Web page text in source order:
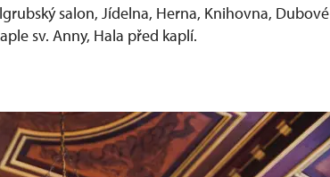
salon, Jídelna, Herna, Knihovna, Dubové
sv. Anny, Hala před kaplí.